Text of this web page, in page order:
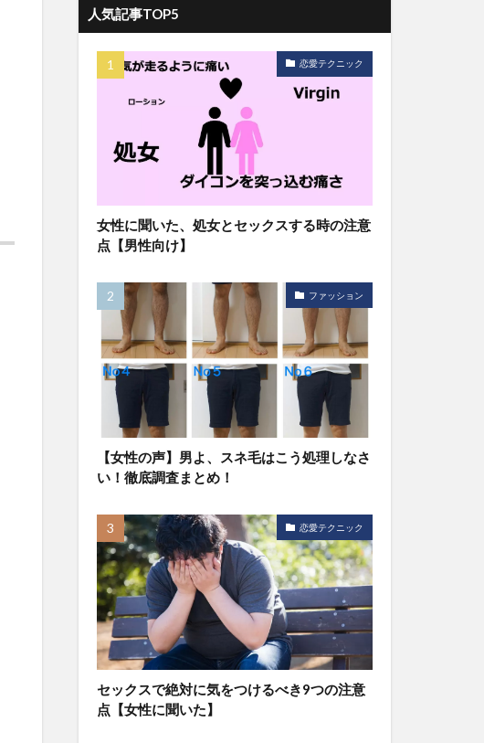
人気記事TOP5
恋愛テクニック
女性に聞いた、処女とセックスする時の注意
点【男性向け】
ファッション
【女性の声】男よ、スネ毛はこう処理しなさ
い！徹底調査まとめ！
恋愛テクニック
セックスで絶対に気をつけるべき9つの注意
点【女性に聞いた】